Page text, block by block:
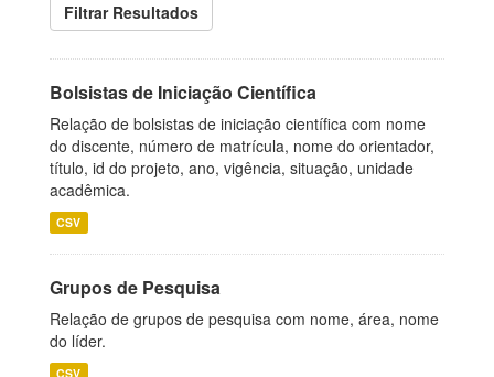
Filtrar Resultados
Bolsistas de Iniciação Científica
Relação de bolsistas de iniciação científica com nome
do discente, número de matrícula, nome do orientador,
título, id do projeto, ano, vigência, situação, unidade
acadêmica.
CSV
Grupos de Pesquisa
Relação de grupos de pesquisa com nome, área, nome
do líder.
CSV